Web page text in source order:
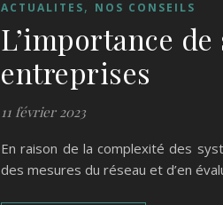
ACTUALITES, NOS CONSEILS
L’importance
entreprises
11 février 2023
En raison de la complexité des
des mesures du réseau et d’en